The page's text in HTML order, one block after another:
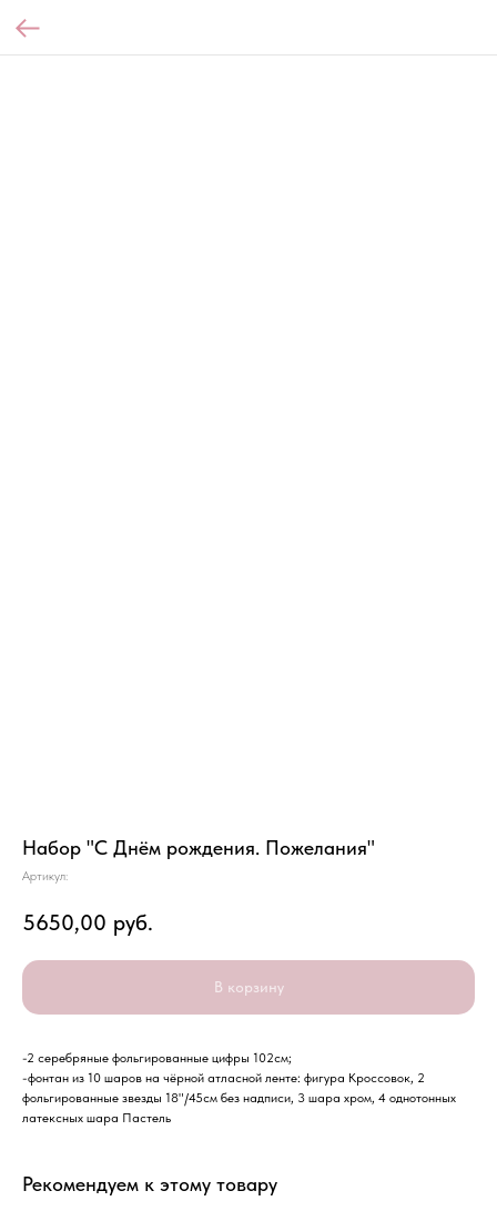
Набор "С Днём рождения. Пожелания"
Артикул:
5650,00 руб.
В корзину
-2 серебряные фольгированные цифры 102см;
-фонтан из 10 шаров на чёрной атласной ленте: фигура Кроссовок, 2
фольгированные звезды 18"/45см без надписи, 3 шара хром, 4 однотонных
латексных шара Пастель
Рекомендуем к этому товару